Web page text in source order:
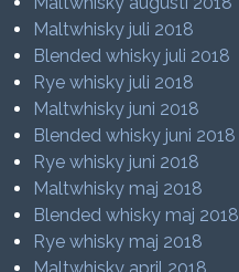
Maltwhisky juli 2018
Blended whisky juli 2018
Rye whisky juli 2018
Maltwhisky juni 2018
Blended whisky juni 2018
Rye whisky juni 2018
Maltwhisky maj 2018
Blended whisky maj 2018
Rye whisky maj 2018